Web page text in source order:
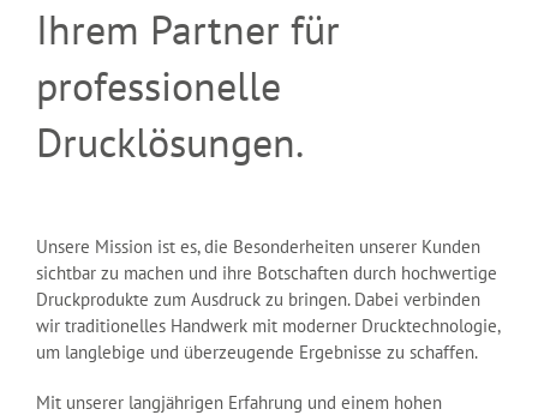
Ihrem Partner für
professionelle
Drucklösungen.
Unsere Mission ist es, die Besonderheiten unserer Kunden
sichtbar zu machen und ihre Botschaften durch hochwertige
Druckprodukte zum Ausdruck zu bringen. Dabei verbinden
wir traditionelles Handwerk mit moderner Drucktechnologie,
um langlebige und überzeugende Ergebnisse zu schaffen.
Mit unserer langjährigen Erfahrung und einem hohen